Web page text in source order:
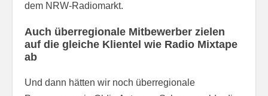
dem NRW-Radiomarkt.
Auch überregionale Mitbewerber zielen
auf die gleiche Klientel wie Radio Mixtape
ab
Und dann hätten wir noch überregionale